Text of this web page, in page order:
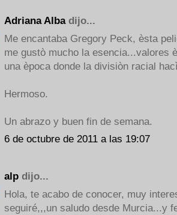
Adriana Albadijo...
Me encantaba Gregory Peck, èsta
me gustò mucho la esencia...valores
una època donde la divisiòn racial
Hermoso.
Un abrazo y buen fin de semana.
6 de octubre de 2011 a las 19:07
alp dijo...
Hola, te acabo de conocer, muy
seguiré,,,un saludo desde Murcia...y